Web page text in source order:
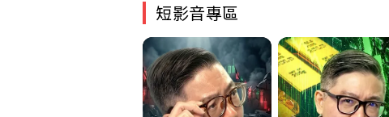
短影音專區